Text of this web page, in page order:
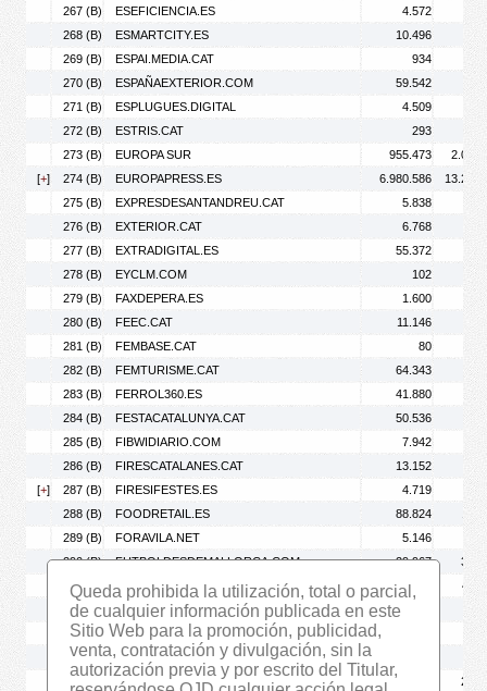
267 (B)
ESEFICIENCIA.ES 4.572
268 (B)
ESMARTCITY.ES 10.496
269 (B)
ESPAI.MEDIA.CAT 934
270 (B)
ESPAÑAEXTERIOR.COM 59.542
271 (B)
ESPLUGUES.DIGITAL 4.509
272 (B)
ESTRIS.CAT 293
273 (B)
EUROPA SUR 955.473
[+] 274 (B) EUROPAPRESS.ES 6.980.586
275 (B)
EXPRESDESANTANDREU.CAT 5.838
276 (B)
EXTERIOR.CAT 6.768
277 (B)
EXTRADIGITAL.ES 55.372
278 (B)
EYCLM.COM 102
279 (B)
FAXDEPERA.ES 1.600
280 (B)
FEEC.CAT 11.146
281 (B)
FEMBASE.CAT
80
282 (B)
FEMTURISME.CAT 64.343
283 (B)
FERROL360.ES 41.880
284 (B)
FESTACATALUNYA.CAT 50.536
285 (B)
FIBWIDIARIO.COM 7.942
286 (B)
FIRESCATALANES.CAT 13.152
[+] 287 (B) FIRESIFESTES.ES 4.719
288 (B)
FOODRETAIL.ES 88.824
289 (B)
FORAVILA.NET 5.146
290 (B)
FUTBOLDESDEMALLORCA.COM 29.967
291 (B)
G24.GAL 206.172
292 (B)
GACETANAUTICA.ES
293 (B)
GALICIACONFIDENCIAL.COM
294 (B)
GALICIAE.COM
GALICIAPRESS.ES 195.711
Queda prohibida la utilización, total o parcial,
de cualquier información publicada en este
Sitio Web para la promoción, publicidad,
venta, contratación y divulgación, sin la
autorización previa y por escrito del Titular,